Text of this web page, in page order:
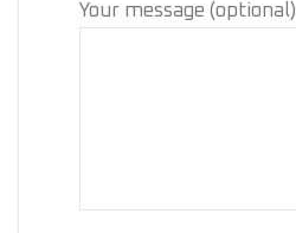
Your message (optional)